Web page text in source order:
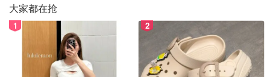
大家都在抢
1 2